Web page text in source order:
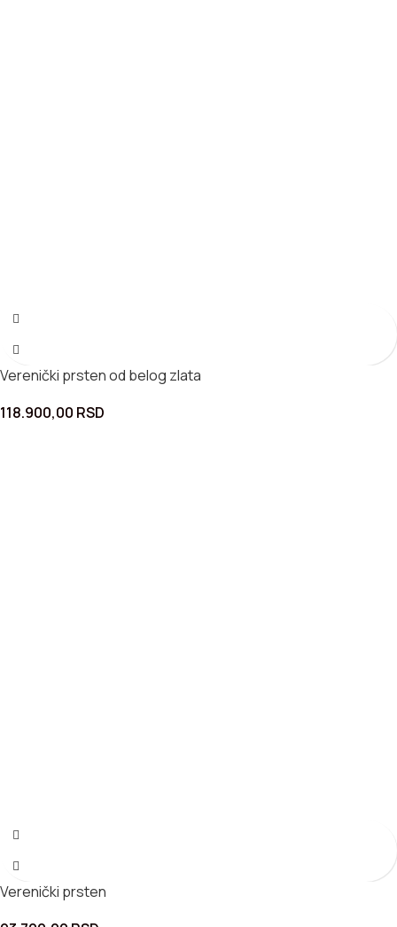
Verenički prsten od belog zlata
118.900,00 RSD
Verenički prsten